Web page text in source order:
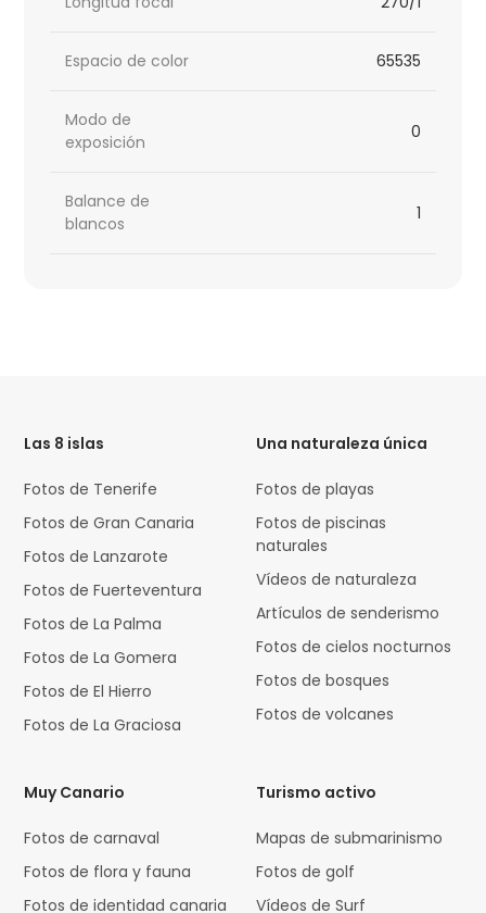
Espacio de color 65535
Modo de
exposición
0
Balance de
blancos
1
Las 8 islas
Fotos de Tenerife
Fotos de Gran Canaria
Fotos de Lanzarote
Fotos de Fuerteventura
Fotos de La Palma
Fotos de La Gomera
Fotos de El Hierro
Fotos de La Graciosa
Una naturaleza única
Fotos de playas
Fotos de piscinas
naturales
Vídeos de naturaleza
Artículos de senderismo
Fotos de cielos nocturnos
Fotos de bosques
Fotos de volcanes
Muy Canario
Fotos de carnaval
Fotos de flora y fauna
Fotos de identidad canaria
Turismo activo
Mapas de submarinismo
Fotos de golf
Vídeos de Surf